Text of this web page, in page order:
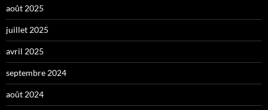
août 2025
juillet 2025
avril 2025
septembre 2024
août 2024